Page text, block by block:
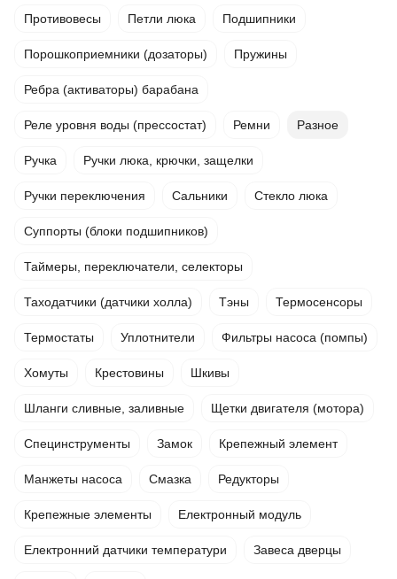
Противовесы Петли люка Подшипники
Порошкоприемники (дозаторы) Пружины
Ребра (активаторы) барабана
Реле уровня воды (прессостат) Ремни Разное
Ручка Ручки люка, крючки, защелки
Ручки переключения Сальники Стекло люка
Суппорты (блоки подшипников)
Таймеры, переключатели, селекторы
Таходатчики (датчики холла) Тэны Термосенсоры
Термостаты Уплотнители Фильтры насоса (помпы)
Хомуты Крестовины Шкивы
Шланги сливные, заливные Щетки двигателя (мотора)
Специнструменты Замок Крепежный элемент
Манжеты насоса Смазка Редукторы
Крепежные элементы Електронный модуль
Електронний датчики температури Завеса дверцы